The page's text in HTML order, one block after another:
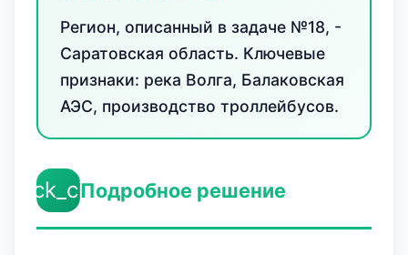
Регион, описанный в задаче №18, -
Саратовская область. Ключевые
признаки: река Волга, Балаковская
АЭС, производство троллейбусов.
Подробное решение